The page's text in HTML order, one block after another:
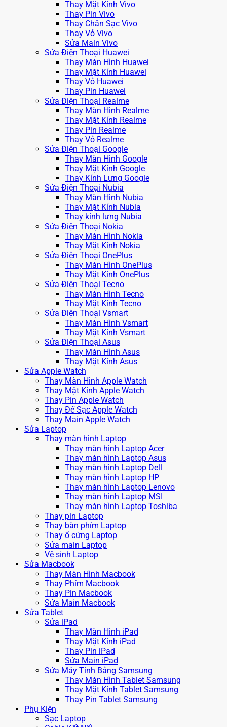
Thay Mặt Kính Vivo
Thay Pin Vivo
Thay Chân Sạc Vivo
Thay Vỏ Vivo
Sửa Main Vivo
Sửa Điện Thoại Huawei
Thay Màn Hình Huawei
Thay Mặt Kính Huawei
Thay Vỏ Huawei
Thay Pin Huawei
Sửa Điện Thoại Realme
Thay Màn Hình Realme
Thay Mặt Kính Realme
Thay Pin Realme
Thay Vỏ Realme
Sửa Điện Thoại Google
Thay Màn Hình Google
Thay Mặt Kính Google
Thay Kính Lưng Google
Sửa Điện Thoại Nubia
Thay Màn Hình Nubia
Thay Mặt Kính Nubia
Thay kính lưng Nubia
Sửa Điện Thoại Nokia
Thay Màn Hình Nokia
Thay Mặt Kính Nokia
Sửa Điện Thoại OnePlus
Thay Màn Hình OnePlus
Thay Mặt Kính OnePlus
Sửa Điện Thoại Tecno
Thay Màn Hình Tecno
Thay Mặt Kính Tecno
Sửa Điện Thoại Vsmart
Thay Màn Hình Vsmart
Thay Mặt Kính Vsmart
Sửa Điện Thoại Asus
Thay Màn Hình Asus
Thay Mặt Kính Asus
Sửa Apple Watch
Thay Màn Hình Apple Watch
Thay Mặt Kính Apple Watch
Thay Pin Apple Watch
Thay Đế Sạc Apple Watch
Thay Main Apple Watch
Sửa Laptop
Thay màn hình Laptop
Thay màn hình Laptop Acer
Thay màn hình Laptop Asus
Thay màn hình Laptop Dell
Thay màn hình Laptop HP
Thay màn hình Laptop Lenovo
Thay màn hình Laptop MSI
Thay màn hình Laptop Toshiba
Thay pin Laptop
Thay bàn phím Laptop
Thay ổ cứng Laptop
Sửa main Laptop
Vệ sinh Laptop
Sửa Macbook
Thay Màn Hình Macbook
Thay Phím Macbook
Thay Pin Macbook
Sửa Main Macbook
Sửa Tablet
Sửa iPad
Thay Màn Hình iPad
Thay Mặt Kính iPad
Thay Pin iPad
Sửa Main iPad
Sửa Máy Tính Bảng Samsung
Thay Màn Hình Tablet Samsung
Thay Mặt Kính Tablet Samsung
Thay Pin Tablet Samsung
Phụ Kiện
Sạc Laptop